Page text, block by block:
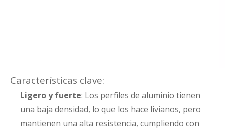
Características clave:
Ligero y fuerte: Los perfiles de aluminio tienen
una baja densidad, lo que los hace livianos, pero
mantienen una alta resistencia, cumpliendo con